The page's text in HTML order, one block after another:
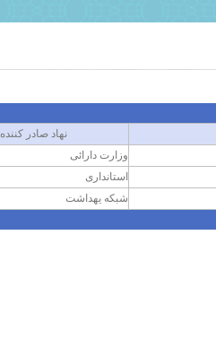
نهاد صادر کننده
وزارت دارائی
استانداری
شبكه يهداشت